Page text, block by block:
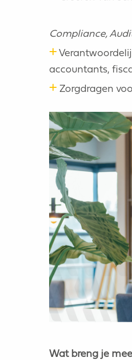
Compliance,
+
accountants,
+ Zorgdragen
Wat breng je